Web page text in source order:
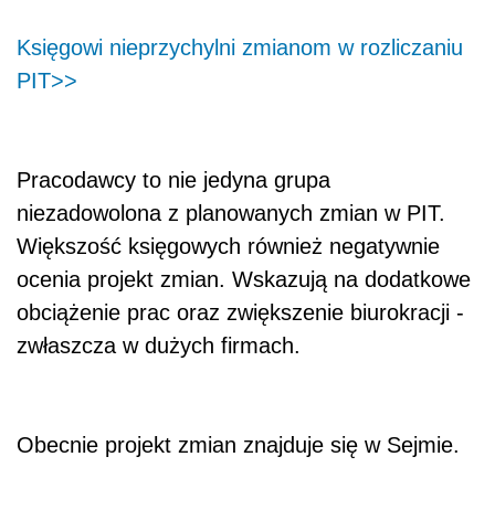
Księgowi nieprzychylni zmianom w rozliczaniu
PIT>>
Pracodawcy to nie jedyna grupa
niezadowolona z planowanych zmian w PIT.
Większość księgowych również negatywnie
ocenia projekt zmian. Wskazują na dodatkowe
obciążenie prac oraz zwiększenie biurokracji -
zwłaszcza w dużych firmach.
Obecnie projekt zmian znajduje się w Sejmie.